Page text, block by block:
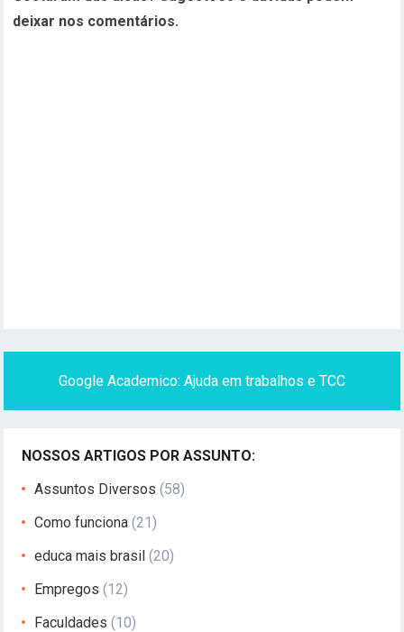
deixar nos comentários.
Google Academico: Ajuda em trabalhos e TCC
NOSSOS ARTIGOS POR ASSUNTO:
Assuntos Diversos (58)
Como funciona (21)
educa mais brasil (20)
Empregos (12)
Faculdades (10)